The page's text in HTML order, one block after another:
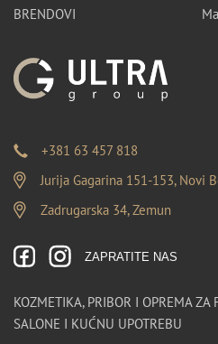
BRENDOVI
+381 63 457 818
Jurija Gagarina 151-153, Novi
Zadrugarska 34, Zemun
ZAPRATITE NAS
KOZMETIKA, PRIBOR I OPREMA ZA
SALONE I KUĆNU UPOTREBU